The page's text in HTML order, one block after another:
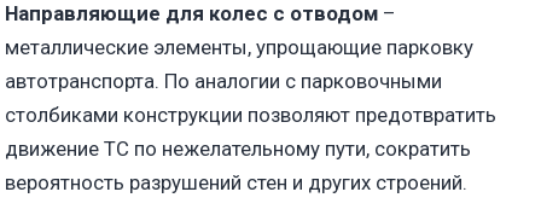
Направляющие для колес с отводом –
металлические элементы, упрощающие парковку
автотранспорта. По аналогии с парковочными
столбиками конструкции позволяют предотвратить
движение ТС по нежелательному пути, сократить
вероятность разрушений стен и других строений.